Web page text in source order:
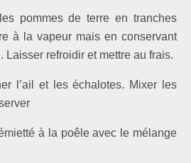
pommes de terre en tranches
à la vapeur mais en conservant
Laisser refroidir et mettre au frais.
l’ail et les échalotes. Mixer les
à la poêle avec le mélange